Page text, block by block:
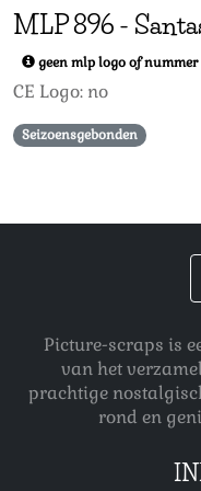
MLP896 -
geen mlp logo of nummer
CE Logo: no
Seizoensgebonden
Picture-scraps is
van het
prachtige
rond en